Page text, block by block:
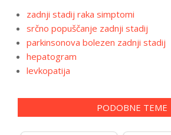
zadnji stadij raka simptomi
srčno popuščanje zadnji stadij
parkinsonova bolezen zadnji stadij
hepatogram
levkopatija
PODOBNE TEME